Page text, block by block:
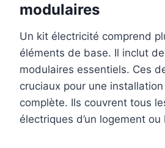
modulaires
Un kit électricité comprend
éléments de base. Il inclut
modulaires essentiels. Ces
cruciaux pour une
complète. Ils couvrent tous
électriques d’un logement